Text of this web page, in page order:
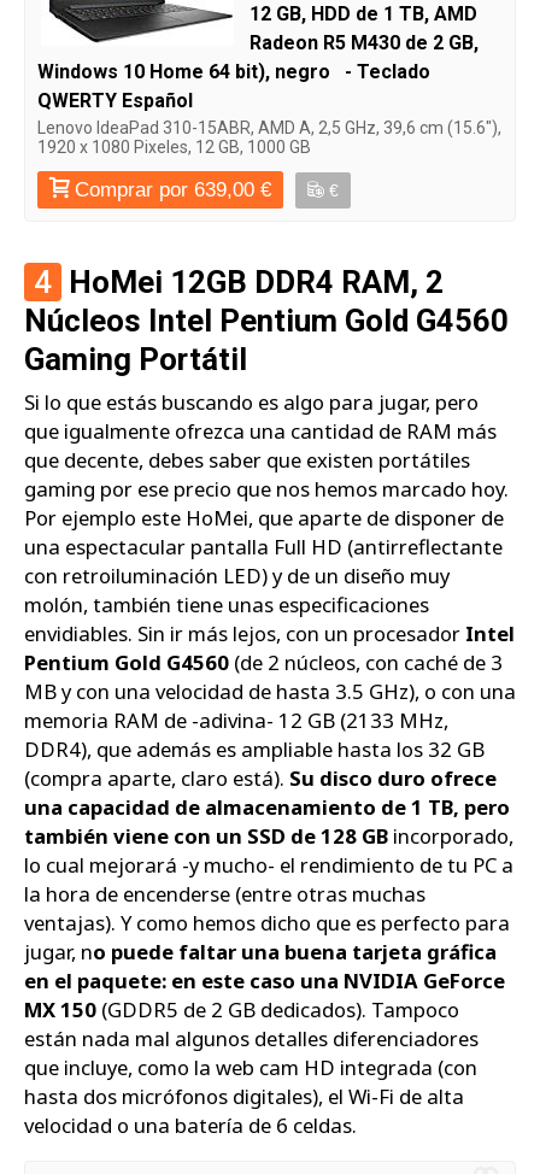
12 GB, HDD de 1 TB, AMD
Radeon R5 M430 de 2 GB,
Windows 10 Home 64 bit), negro - Teclado
QWERTY Español
Lenovo IdeaPad 310-15ABR, AMD A, 2,5 GHz, 39,6 cm (15.6"),
1920 x 1080 Pixeles, 12 GB, 1000 GB
Comprar por 639,00 € €
4 HoMei 12GB DDR4 RAM, 2
Núcleos Intel Pentium Gold G4560
Gaming Portátil
Si lo que estás buscando es algo para jugar, pero
que igualmente ofrezca una cantidad de RAM más
que decente, debes saber que existen portátiles
gaming por ese precio que nos hemos marcado hoy.
Por ejemplo este HoMei, que aparte de disponer de
una espectacular pantalla Full HD (antirreflectante
con retroiluminación LED) y de un diseño muy
molón, también tiene unas especificaciones
envidiables. Sin ir más lejos, con un procesador Intel
Pentium Gold G4560 (de 2 núcleos, con caché de 3
MB y con una velocidad de hasta 3.5 GHz), o con una
memoria RAM de -adivina- 12 GB (2133 MHz,
DDR4), que además es ampliable hasta los 32 GB
(compra aparte, claro está). Su disco duro ofrece
una capacidad de almacenamiento de 1 TB, pero
también viene con un SSD de 128 GB incorporado,
lo cual mejorará -y mucho- el rendimiento de tu PC a
la hora de encenderse (entre otras muchas
ventajas). Y como hemos dicho que es perfecto para
jugar, no puede faltar una buena tarjeta gráfica
en el paquete: en este caso una NVIDIA GeForce
MX 150 (GDDR5 de 2 GB dedicados). Tampoco
están nada mal algunos detalles diferenciadores
que incluye, como la web cam HD integrada (con
hasta dos micrófonos digitales), el Wi-Fi de alta
velocidad o una batería de 6 celdas.